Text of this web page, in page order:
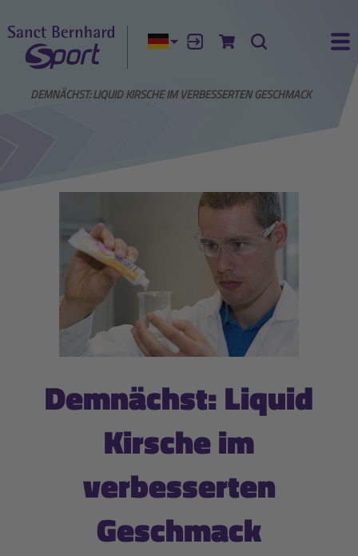
Aktuelle Sprache:
AnmeldenZum Warenkorb
Suche
DEMNÄCHST: LIQUID KIRSCHE IM VERBESSERTEN GESCHMACK
Demnächst: Liquid
Kirsche im
verbesserten
Geschmack